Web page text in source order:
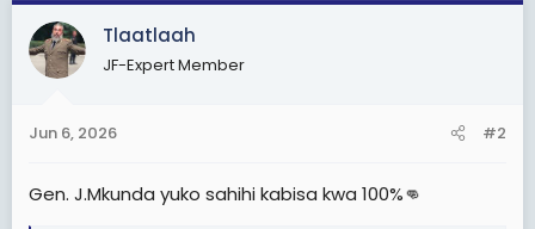
c
t
i
o
s
Tlaatlaah
JF-Expert Member
Jun 6, 2026 #2
Gen. J.Mkunda yuko sahihi kabisa kwa 100%👊